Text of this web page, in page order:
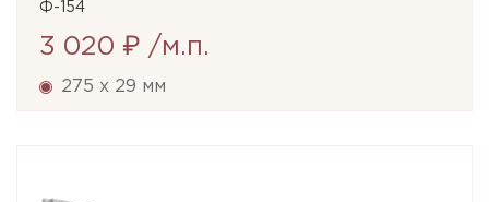
Ф-154
3 020 ₽ /м.п.
275 x 29 мм